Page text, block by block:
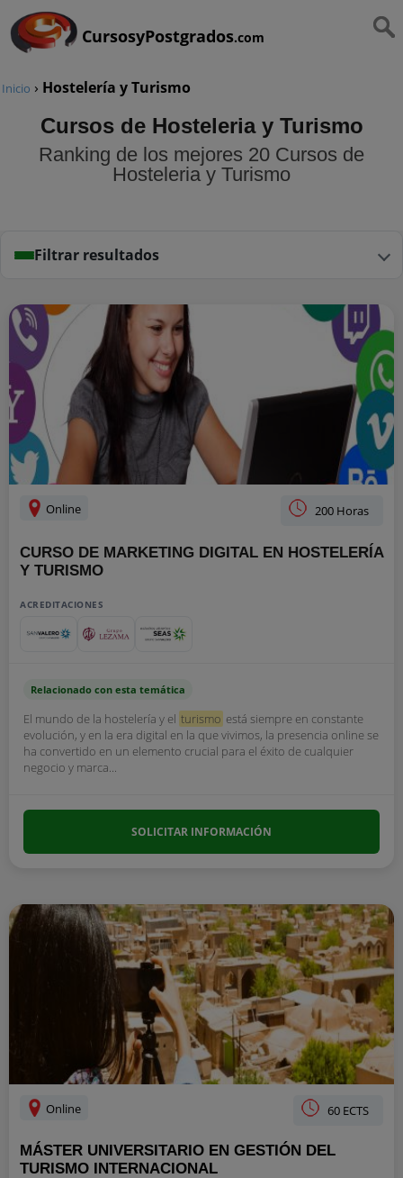
CursosyPostgrados.com
Inicio › Hostelería y Turismo
Cursos de Hosteleria y Turismo
Ranking de los mejores 20 Cursos de
Hosteleria y Turismo
Filtrar resultados
Online 200 Horas
CURSO DE MARKETING DIGITAL EN HOSTELERÍA
Y TURISMO
ACREDITACIONES
Relacionado con esta temática
El mundo de la hostelería y el turismo está siempre en constante
evolución, y en la era digital en la que vivimos, la presencia online se
ha convertido en un elemento crucial para el éxito de cualquier
negocio y marca...
SOLICITAR INFORMACIÓN
Online 60 ECTS
MÁSTER UNIVERSITARIO EN GESTIÓN DEL
TURISMO INTERNACIONAL